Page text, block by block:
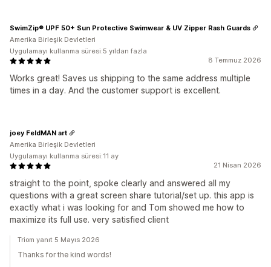
8 Temmuz 2026
Works great! Saves us shipping to the same address multiple
times in a day. And the customer support is excellent.
SwimZip® UPF 50+ Sun Protective Swimwear & UV Zipper Rash Guards
Amerika Birleşik Devletleri
Uygulamayı kullanma süresi:5 yıldan fazla
21 Nisan 2026
straight to the point, spoke clearly and answered all my
questions with a great screen share tutorial/set up. this app is
exactly what i was looking for and Tom showed me how to
maximize its full use. very satisfied client
joey FeldMAN art
Amerika Birleşik Devletleri
Uygulamayı kullanma süresi:11 ay
Triom yanıt 5 Mayıs 2026
Thanks for the kind words!